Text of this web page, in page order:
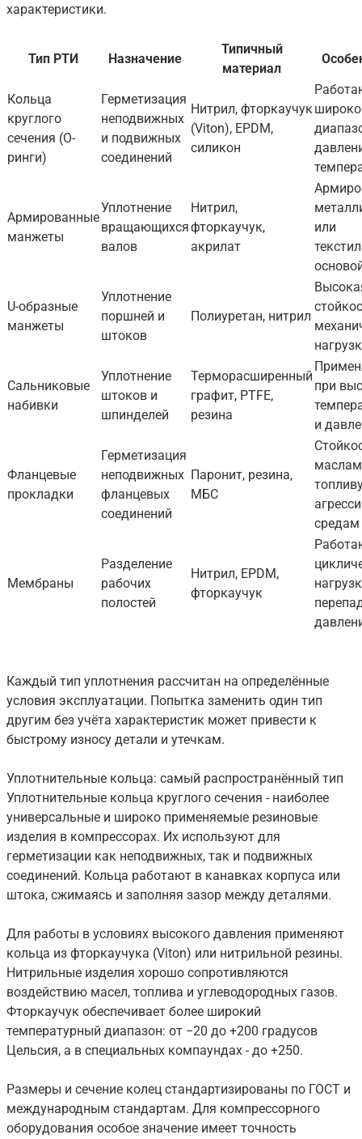
характеристики.
Тип РТИ Назначение
Типичный
материал
Кольца
круглого
сечения (О-
ринги)
Герметизация
неподвижных
и подвижных
соединений
Нитрил, фторкаучук
(Viton), EPDM,
силикон
Армированные
манжеты
Уплотнение
вращающихся
валов
Нитрил,
фторкаучук,
акрилат
или
U-образные
манжеты
Уплотнение
поршней и
штоков
Полиуретан, нитрил
Сальниковые
набивки
Уплотнение
штоков и
шпинделей
Терморасширенный
графит, PTFE,
резина
при
и
Фланцевые
прокладки
Герметизация
неподвижных
фланцевых
соединений
Паронит, резина,
МБС
средам
Мембраны
Разделение
рабочих
полостей
Нитрил, EPDM,
фторкаучук
Каждый тип уплотнения рассчитан на определённые
условия эксплуатации. Попытка заменить один тип
другим без учёта характеристик может привести к
быстрому износу детали и утечкам.
Уплотнительные кольца: самый распространённый тип
Уплотнительные кольца круглого сечения - наиболее
универсальные и широко применяемые резиновые
изделия в компрессорах. Их используют для
герметизации как неподвижных, так и подвижных
соединений. Кольца работают в канавках корпуса или
штока, сжимаясь и заполняя зазор между деталями.
Для работы в условиях высокого давления применяют
кольца из фторкаучука (Viton) или нитрильной резины.
Нитрильные изделия хорошо сопротивляются
воздействию масел, топлива и углеводородных газов.
Фторкаучук обеспечивает более широкий
температурный диапазон: от −20 до +200 градусов
Цельсия, а в специальных компаундах - до +250.
Размеры и сечение колец стандартизированы по ГОСТ и
международным стандартам. Для компрессорного
оборудования особое значение имеет точность